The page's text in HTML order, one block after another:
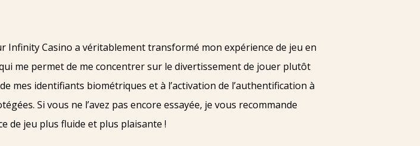
Infinity Casino a véritablement transformé mon expérience de jeu en
me permet de me concentrer sur le divertissement de jouer plutôt
mes identifiants biométriques et à l’activation de l’authentification à
Si vous ne l’avez pas encore essayée, je vous recommande
de jeu plus fluide et plus plaisante !